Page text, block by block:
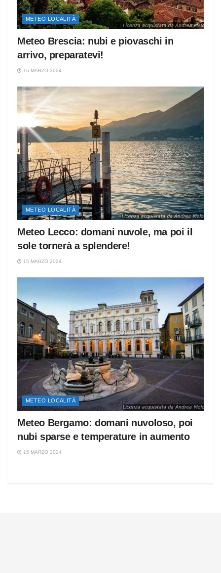
METEO LOCALITÀ
Meteo Brescia: nubi e piovaschi in
arrivo, preparatevi!
16 MARZO 2024
METEO LOCALITÀ
Meteo Lecco: domani nuvole, ma poi il
sole tornerà a splendere!
15 MARZO 2024
METEO LOCALITÀ
Meteo Bergamo: domani nuvoloso, poi
nubi sparse e temperature in aumento
15 MARZO 2024